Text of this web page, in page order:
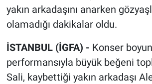
yakın arkadaşını anarken
olamadığı dakikalar oldu.
İSTANBUL (İGFA) - Konser
performansıyla büyük beğeni
Sali, kaybettiği yakın arkadaşı